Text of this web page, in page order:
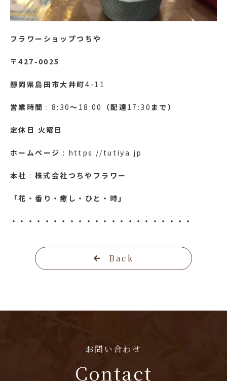
フラワーショップつちや
〒427-0025
靜岡県島田市大井町4-11
営業時間 : 8:30～ 18:00 （配達17:30 まで）
定休日 火曜日
ホームページ : https://tutiya.jp
本社 :株式会社つちやフラワー
「花・香り・癒し・ひと・時」
・・・・・・・・・・・・・・・・・・・・・・
Back
お問い合わせ
Contact